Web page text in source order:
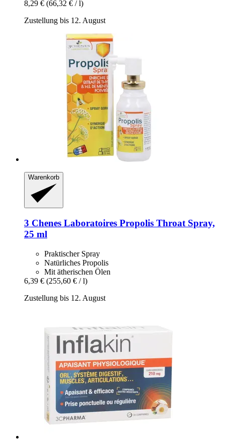
8,29 € (66,32 € / l)
Zustellung bis 12. August
Warenkorb
3 Chenes Laboratoires Propolis Throat Spray,
25 ml
Praktischer Spray
Natürliches Propolis
Mit ätherischen Ölen
6,39 € (255,60 € / l)
Zustellung bis 12. August